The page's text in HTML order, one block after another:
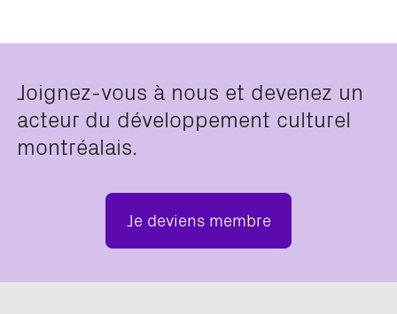
Joignez-vous à nous et devenez un
acteur du développement culturel
montréalais.
Je deviens membre